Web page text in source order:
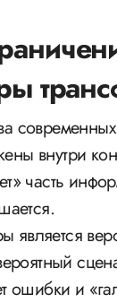
внутри
часть
является
ошибки и